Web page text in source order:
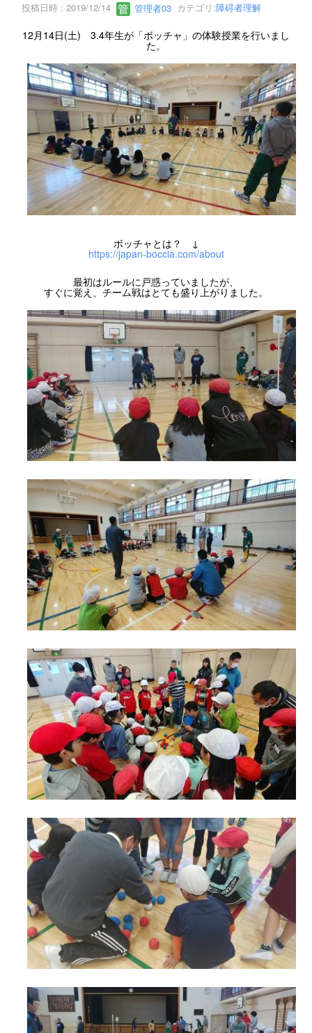
投稿日時 : 2019/12/14 管理者03 カテゴリ:障碍者理解
12月14日(土) 3.4年生が「ボッチャ」の体験授業を行いまし
た。
ボッチャとは？ ↓
https://japan-boccia.com/about
最初はルールに戸惑っていましたが、
すぐに覚え、チーム戦はとても盛り上がりました。